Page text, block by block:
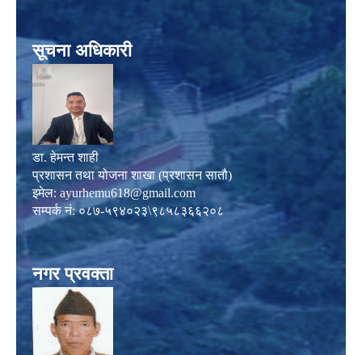
सूचना अधिकारी
डा. हेमन्त शाही
प्रशासन तथा योजना शाखा (प्रशासन सातौ)
इमेल: ayurhemu618@gmail.com
सम्पर्क नं: ०८७-५९४०२३\९८५८३६६२०८
नगर प्रवक्ता